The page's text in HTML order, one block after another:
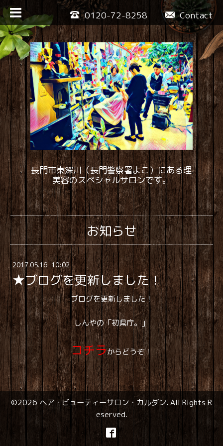
Contact
0120-72-8258
長門市東深川（長門警察署よこ）にある理
美容のスペシャルサロンです。
お知らせ
2017.05.16 10:02
★ブログを更新しました！
ブログを更新しました！
しんやの「初県庁。」
コチラからどうぞ！
©2026 ヘア・ビューティーサロン・カルダン. All Rights R
eserved.